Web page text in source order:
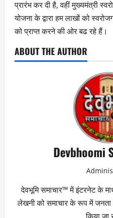
प्रारंभ कर दी है, वहीं मुख्यमंत्री
योजना के द्वारा हम लाखों को
को प्राप्त करने की ओर बढ रहे हैं।
ABOUT THE AUTHOR
Devbhoomi
देवभूमि समाचार™ में इंटरनेट के
लेखनी को समाचार के रूप में जनता